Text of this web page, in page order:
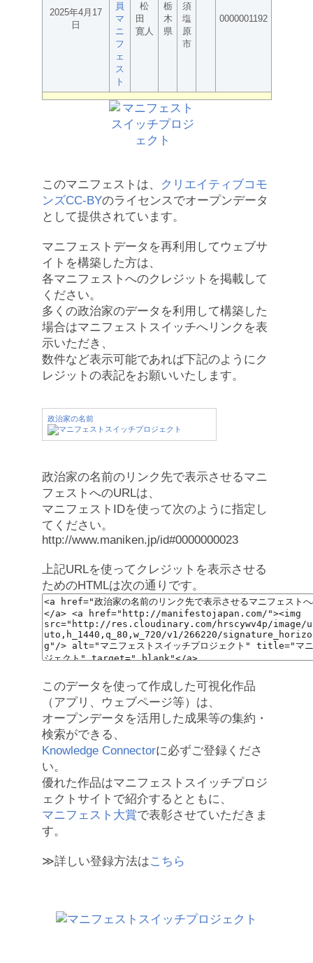
2025年4月17
日
員
マ
ニ
フ
ェ
ス
ト
松
田
寛人
栃
木
県
須
塩
原
市
0000001192
このマニフェストは、
クリエイティブコモ
ンズCC-BYのライセンスでオープンデータ
として提供されています。
マニフェストデータを再利用してウェブサ
イトを構築した方は、
各マニフェストへのクレジットを掲載して
ください。
多くの政治家のデータを利用して構築した
場合はマニフェストスイッチへリンクを表
示いただき、
数件など表示可能であれば下記のようにク
レジットの表記をお願いいたします。
政治家の名前
政治家の名前のリンク先で表示させるマニ
フェストへのURLは、
マニフェストIDを使って次のように指定し
てください。
http://www.maniken.jp/id#0000000023
上記URLを使ってクレジットを表示させる
ためのHTMLは次の通りです。
このデータを使って作成した可視化作品
（アプリ、ウェブページ等）は、
オープンデータを活用した成果等の集約・
検索ができる、
Knowledge Connectorに必ずご登録くださ
い。
優れた作品はマニフェストスイッチプロジ
ェクトサイトで紹介するとともに、
マニフェスト大賞で表彰させていただきま
す。
≫詳しい登録方法はこちら